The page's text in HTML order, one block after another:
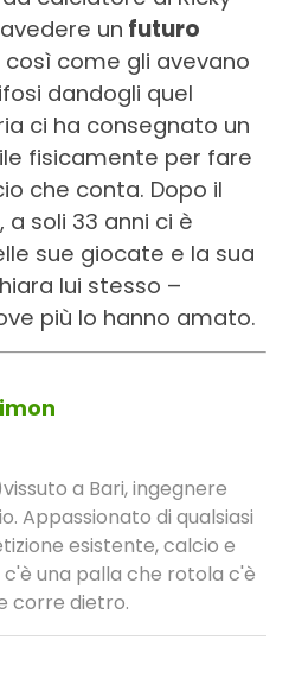
un futuro
così come gli avevano
dandogli quel
ci ha consegnato un
fisicamente per fare
che conta. Dopo il
soli 33 anni ci è
sue giocate e la sua
lui stesso –
più lo hanno amato.
a Bari, ingegnere
Appassionato di qualsiasi
esistente, calcio e
una palla che rotola c'è
corre dietro.